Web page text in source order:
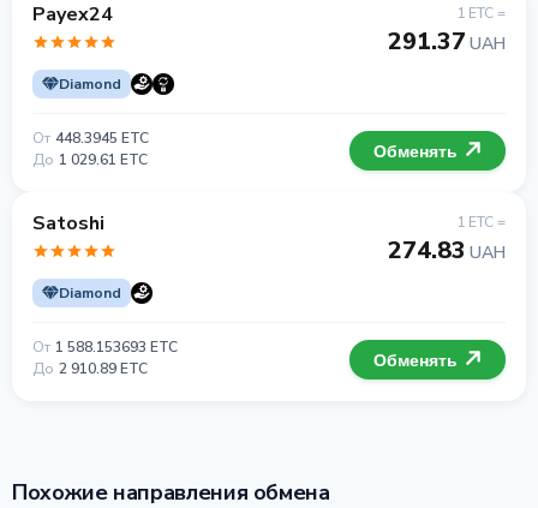
Payex24
Diamond
1 ETC =
291.37 UAH
От 448.3945 ETC
До 1 029.61 ETC Обменять
Satoshi
Diamond
1 ETC =
274.83 UAH
От 1 588.153693 ETC
До 2 910.89 ETC Обменять
Похожие направления обмена